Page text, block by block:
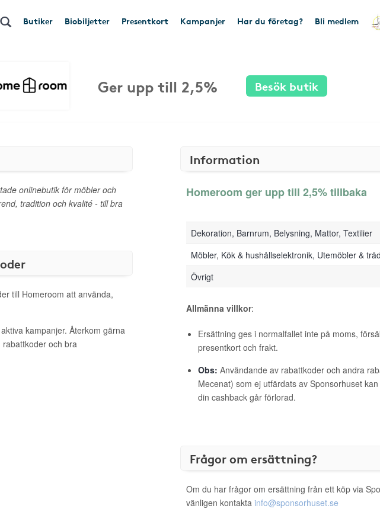
Butiker Biobiljetter Presentkort Kampanjer Har du företag? Bli medlem
Ger upp till 2,5% Besök butik
onlinebutik för möbler och
tradition och kvalité - till bra
till Homeroom att använda,
kampanjer. Återkom gärna
och bra
Information
Homeroom ger upp till 2,5% tillbaka
Dekoration, Barnrum, Belysning, Mattor, Textilier
Möbler, Kök & hushållselektronik, Utemöbler &
Övrigt
Allmänna villkor:
Ersättning ges i normalfallet inte på moms,
presentkort och frakt.
Obs: Användande av rabattkoder och andra
Mecenat) som ej utfärdats av Sponsorhuset
din cashback går förlorad.
Frågor om ersättning?
Om du har frågor om ersättning från ett köp via
vänligen kontakta info@sponsorhuset.se